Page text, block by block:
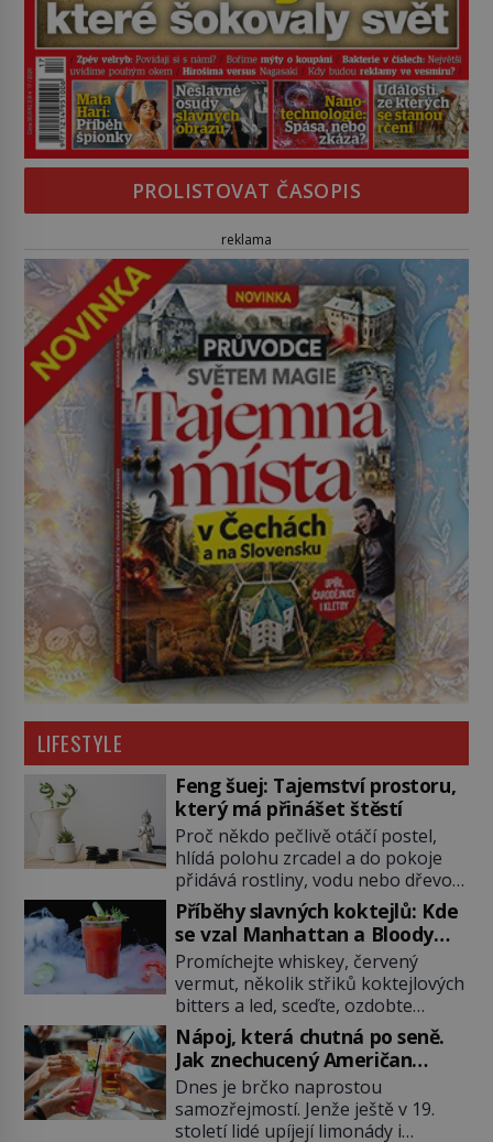
PROLISTOVAT ČASOPIS
reklama
LIFESTYLE
Feng šuej: Tajemství prostoru,
který má přinášet štěstí
Proč někdo pečlivě otáčí postel,
hlídá polohu zrcadel a do pokoje
přidává rostliny, vodu nebo dřevo?
Feng šuej tvrdí, že domov není jen
soubor zdí a nábytku. Je to prostor,
kterým proudí energie čchi a jeho
uspořádání může ovlivňovat, jak se
v něm člověk cítí. Feng šuej má
kořeny ve staré Číně a jeho historie
[…]
Příběhy slavných koktejlů: Kde
se vzal Manhattan a Bloody
Mary?
Promíchejte whiskey, červený
vermut, několik střiků koktejlových
bitters a led, sceďte, ozdobte
koktejlovou třešinkou a tadá…
Manhattan je tu! A pokud to má být
skutečně on, dejte si pozor, ať
místo klasické americké rye
whiskey či klidně bourbonu
Nápoj, která chutná po seně.
Jak znechucený Američan
vymyslel brčko
Dnes je brčko naprostou
samozřejmostí. Jenže ještě v 19.
století lidé upíjejí limonády i